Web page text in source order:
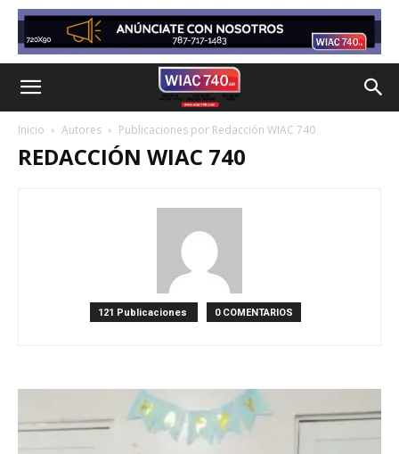
Inicio Autores Publicaciones por Redacción WIAC 740
REDACCIÓN WIAC 740
121 Publicaciones 0 COMENTARIOS